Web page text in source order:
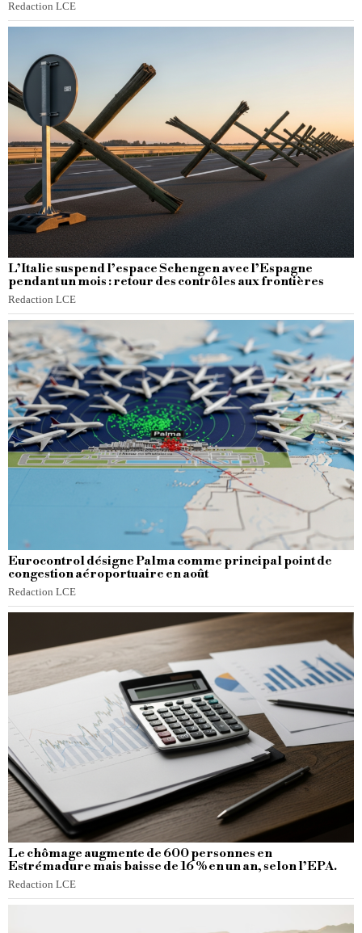
Redaction LCE
L’Italie suspend l’espace Schengen avec l’Espagne
pendant un mois : retour des contrôles aux frontières
Redaction LCE
Eurocontrol désigne Palma comme principal point de
congestion aéroportuaire en août
Redaction LCE
Le chômage augmente de 600 personnes en
Estrémadure mais baisse de 16 % en un an, selon l’EPA.
Redaction LCE